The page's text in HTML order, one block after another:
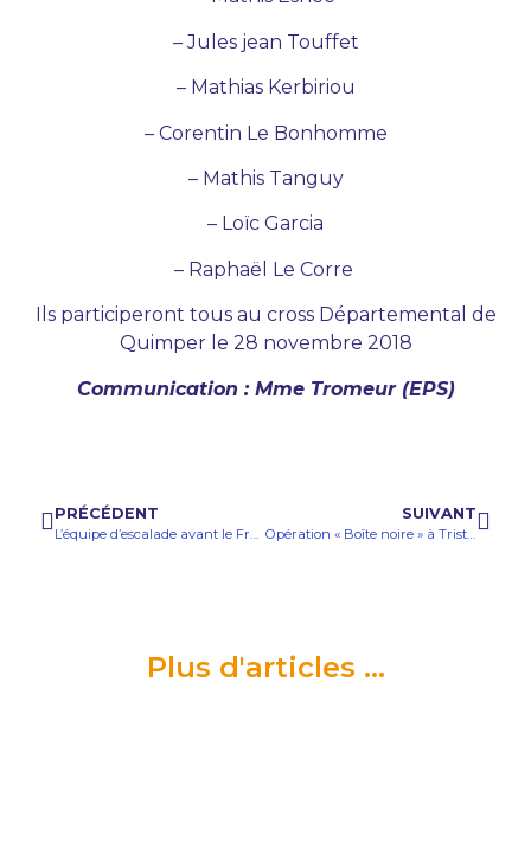
– Jules jean Touffet
– Mathias Kerbiriou
– Corentin Le Bonhomme
– Mathis Tanguy
– Loïc Garcia
– Raphaël Le Corre
Ils participeront tous au cross Départemental de
Quimper le 28 novembre 2018
Communication : Mme Tromeur (EPS)
PRÉCÉDENT
L’équipe d’escalade avant le France
SUIVANT
Opération « Boîte noire » à Tristan-Corbière (article du Télégramme)
Plus d'articles ...